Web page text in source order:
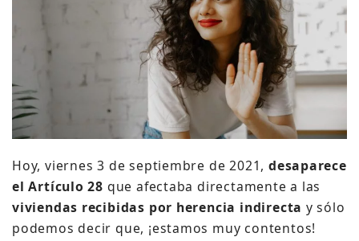
Hoy, viernes 3 de septiembre de 2021, desaparece
el Artículo 28 que afectaba directamente a las
viviendas recibidas por herencia indirecta y sólo
podemos decir que, ¡estamos muy contentos!